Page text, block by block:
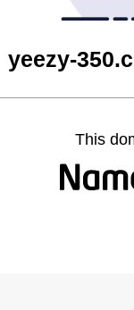
yeezy-
This